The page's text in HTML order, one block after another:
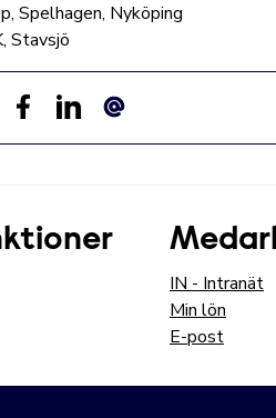
Spelhagen, Nyköping
Stavsjö
IN - Intranät
Min lön
E-post